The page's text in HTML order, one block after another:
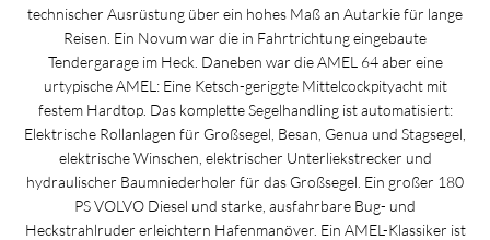
technischer Ausrüstung über ein hohes Maß an Autarkie für lange
Reisen. Ein Novum war die in Fahrtrichtung eingebaute
Tendergarage im Heck. Daneben war die AMEL 64 aber eine
urtypische AMEL: Eine Ketsch-geriggte Mittelcockpityacht mit
festem Hardtop. Das komplette Segelhandling ist automatisiert:
Elektrische Rollanlagen für Großsegel, Besan, Genua und Stagsegel,
elektrische Winschen, elektrischer Unterliekstrecker und
hydraulischer Baumniederholer für das Großsegel. Ein großer 180
PS VOLVO Diesel und starke, ausfahrbare Bug- und
Heckstrahlruder erleichtern Hafenmanöver. Ein AMEL-Klassiker ist